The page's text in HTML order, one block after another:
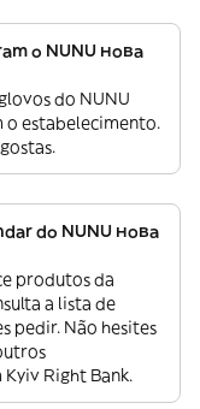
o NUNU нова
do NUNU
o estabelecimento.
do NUNU нова
produtos da
a lista de
pedir. Não hesites
Right Bank.